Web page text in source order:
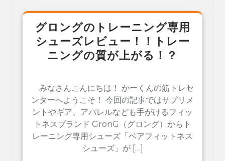
シ
グロングのトレーニング専用
シューズレビュー！！トレー
ニングの質が上がる！？
みなさんこんにちは！ かーくんの筋トレセ
ンターへようこそ！ 今回の記事ではサプリメ
ントやギア、アパレルなども手がけるフィッ
トネスブランド GronG（グロング）からト
レーニング専用シューズ「ベアフィットネス
シューズ」が […]